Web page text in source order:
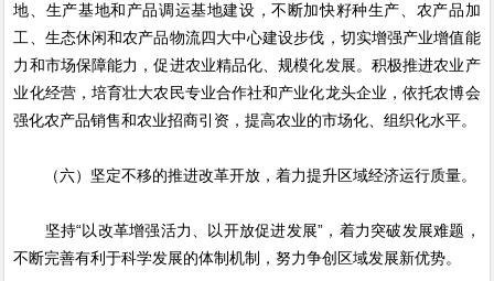
地、生产基地和产品调运基地建设，不断加快籽种生产、农产品加
工、生态休闲和农产品物流四大中心建设步伐，切实增强产业增值能
力和市场保障能力，促进农业精品化、规模化发展。积极推进农业产
业化经营，培育壮大农民专业合作社和产业化龙头企业，依托农博会
强化农产品销售和农业招商引资，提高农业的市场化、组织化水平。
（六）坚定不移的推进改革开放，着力提升区域经济运行质量。
坚持“以改革增强活力、以开放促进发展”，着力突破发展难题，
不断完善有利于科学发展的体制机制，努力争创区域发展新优势。